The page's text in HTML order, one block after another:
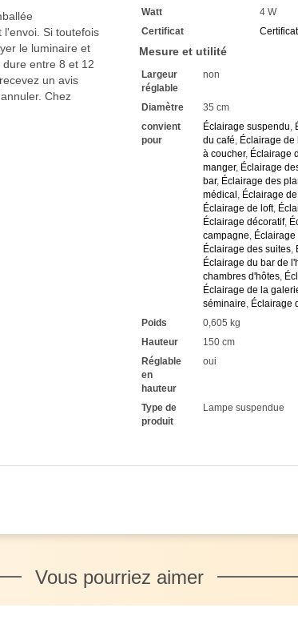
Si toutefois
le luminaire et
entre 8 et 12
un avis
Chez
Watt
4 W
Certificat
Mesure et utilité
Largeur
réglable
non
Diamètre
35 cm
convient
pour
Éclairage suspendu,
du café, Éclairage de
à coucher, Éclairage
manger, Éclairage
bar, Éclairage des
médical , Éclairage
Éclairage de loft,
Éclairage décoratif,
campagne, Éclairage
Éclairage des suites,
Éclairage du bar de
chambres d'hôtes,
Éclairage de la
séminaire, Éclairage
Poids
0,605 kg
Hauteur
150 cm
Réglable
en
hauteur
oui
Type de
produit
Lampe suspendue
Vous pourriez aimer